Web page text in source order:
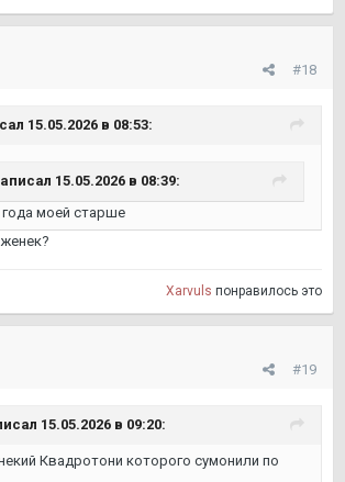
#18
15.05.2026 в 08:53:
15.05.2026 в 08:39:
года моей старше
Xarvuls понравилось это
#19
15.05.2026 в 09:20:
Квадротони которого сумонили по